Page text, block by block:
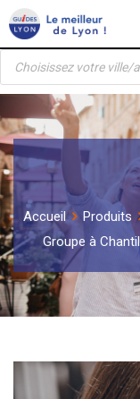
Skip
to
content
Recherche
produits
Accueil Produits
Groupe à